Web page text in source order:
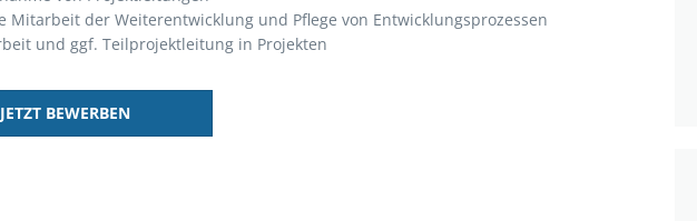
Mitarbeit der Weiterentwicklung und Pflege von Entwicklungsprozessen
und ggf. Teilprojektleitung in Projekten
JETZT BEWERBEN